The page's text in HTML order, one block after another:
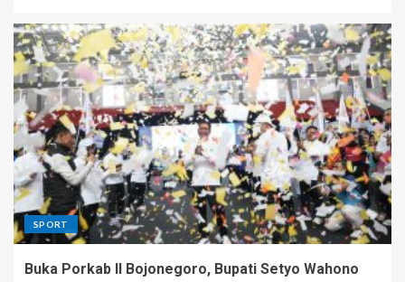
SPORT
Buka Porkab II Bojonegoro, Bupati Setyo Wahono